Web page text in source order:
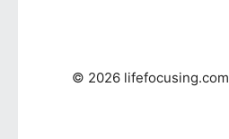
© 2026 lifefocusing.com